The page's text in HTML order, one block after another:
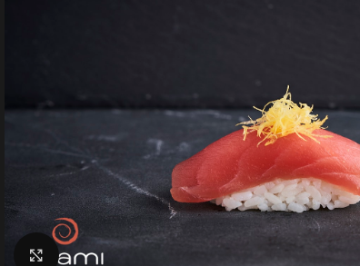
Klik for at forstørre